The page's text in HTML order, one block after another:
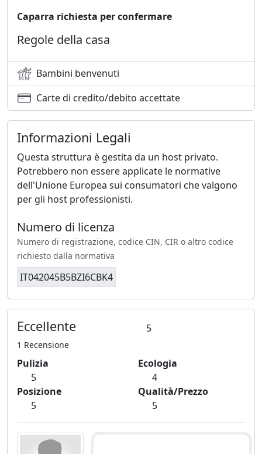
Caparra richiesta per confermare
Regole della casa
Bambini benvenuti
Carte di credito/debito accettate
Informazioni Legali
Questa struttura è gestita da un host privato.
Potrebbero non essere applicate le normative
dell'Unione Europea sui consumatori che valgono
per gli host professionisti.
Numero di licenza
Numero di registrazione, codice CIN, CIR o altro codice
richiesto dalla normativa
IT042045B5BZI6CBK4
Eccellente 5
1 Recensione
Pulizia
5
Ecologia
4
Posizione
5
Qualità/Prezzo
5